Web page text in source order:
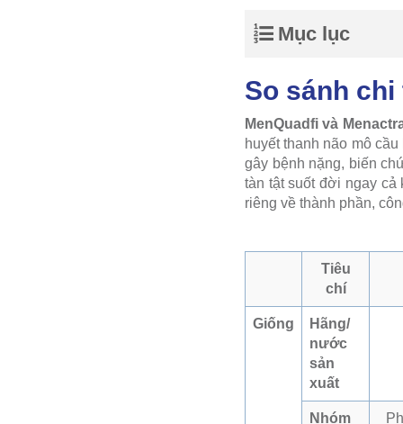
Mục lục
So sánh
MenQuadfi và
huyết thanh não mô
gây bệnh nặng, biến
tàn tật suốt đời ngay
riêng về thành phần,
Tiêu
chí
Giống
Hãng/
nước
sản
xuất
Nhóm